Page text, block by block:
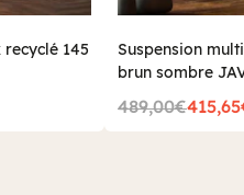
145
Suspension
brun sombre
489,00€